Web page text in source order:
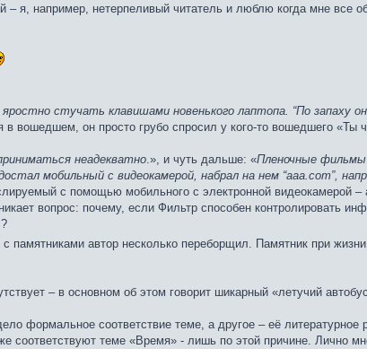
я, например, нетерпеливый читатель и люблю когда мне все
стучать клавишами новенького лаптопа. “По запаху
вошедшем, он просто грубо спросил у кого-то вошедшего «Ты
неадекватно.», и чуть дальше: «Пленочные фильмы
мобильный с видеокамерой, набрал на нем “аaa.com”,
с помощью мобильного с электронной видеокамерой –
вопрос: почему, если Фильтр способен контролировать
с памятниками автор несколько переборщил. Памятник при
– в основном об этом говорит шикарный «летучий
формальное соответствие теме, а другое – её литературное
соответствуют теме «Время» - лишь по этой причине. Лично